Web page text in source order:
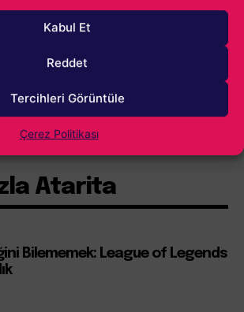
Kabul Et
Reddet
Tercihleri Görüntüle
Çerez Politikası
Atarita
Bilememek: League of Legends